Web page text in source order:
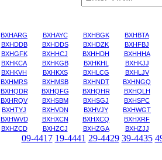
BXHARG BXHAYC BXHBGK
BXHBTA
BXHDDB BXHDDS BXHDZK
BXHFBJ
BXHGFK BXHHCJ BXHHDH
BXHHHA
BXHKCA BXHKGB BXHKHL
BXHKJJ
BXHKVH BXHKXS BXHLCG
BXHLJV
BXHMRS BXHMSB BXHNDT
BXHNGQ
BXHQDR BXHQFG BXHQHR
BXHQLH
BXHRQV BXHSBM BXHSGJ
BXHSPC
BXHTYJ BXHVDN BXHVJY
BXHWGT
BXHWVD BXHXCN BXHXCQ
BXHXRF
BXHZCD BXHZCJ BXHZGA BXHZJJ
09-4417 19-4441 29-4429 39-4435